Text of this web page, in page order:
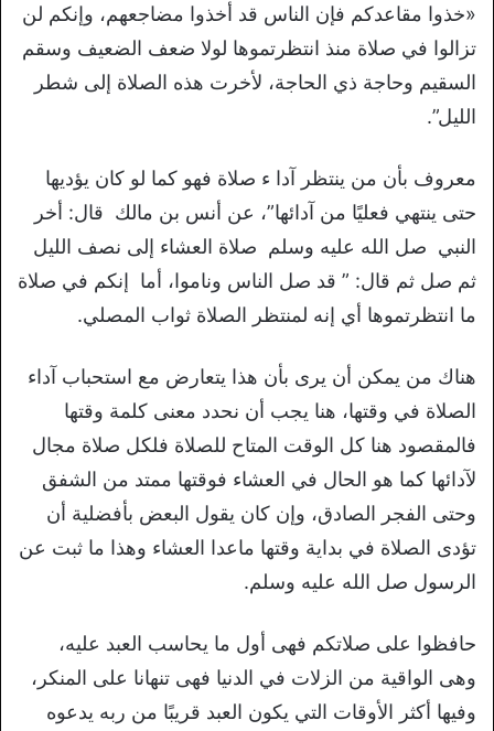
«خذوا مقاعدكم فإن الناس قد أخذوا مضاجعهم، وإنكم لن
تزالوا في صلاة منذ انتظرتموها لولا ضعف الضعيف وسقم
السقيم وحاجة ذي الحاجة، لأخرت هذه الصلاة إلى شطر
الليل”.
معروف بأن من ينتظر آدا ء صلاة فهو كما لو كان يؤديها
حتى ينتهي فعليًا من آدائها”، عن ‏أنس بن مالك ‏ ‏قال: ‏أخر
النبي ‏ ‏صل الله عليه وسلم ‏ ‏صلاة العشاء إلى نصف الليل
ثم صل ثم قال: ” قد صل الناس وناموا، أما ‏ ‏إنكم في صلاة
ما انتظرتموها أي إنه لمنتظر الصلاة ثواب المصلي.
هناك من يمكن أن يرى بأن هذا يتعارض مع استحباب آداء
الصلاة في وقتها، هنا يجب أن نحدد معنى كلمة وقتها
فالمقصود هنا كل الوقت المتاح للصلاة فلكل صلاة مجال
لآدائها كما هو الحال في العشاء فوقتها ممتد من الشفق
وحتى الفجر الصادق، وإن كان يقول البعض بأفضلية أن
تؤدى الصلاة في بداية وقتها ماعدا العشاء وهذا ما ثبت عن
الرسول صل الله عليه وسلم.
حافظوا على صلاتكم فهى أول ما يحاسب العبد عليه،
وهى الواقية من الزلات في الدنيا فهى تنهانا على المنكر،
وفيها أكثر الأوقات التي يكون العبد قريبًا من ربه يدعوه